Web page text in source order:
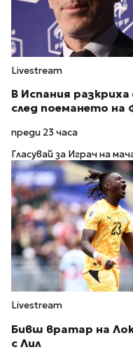
Livestream
В Испания
след поемането на
преди 23 часа
Гласувай за Играч на
Livestream
Бивш вратар на
с Лил